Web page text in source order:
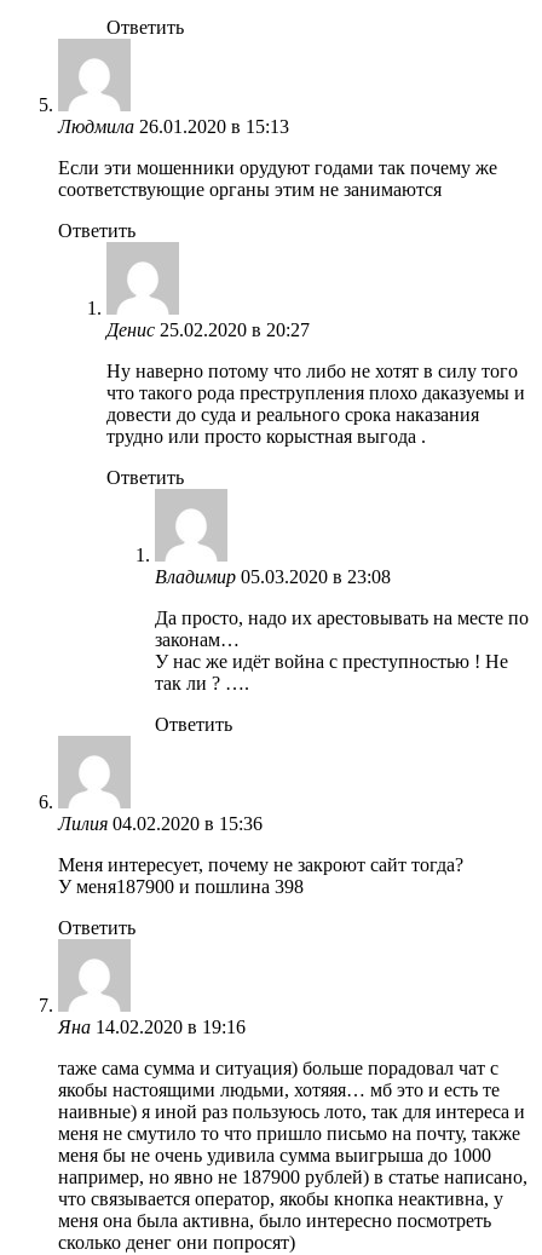
Ответить
Людмила 26.01.2020 в 15:13
Если эти мошенники орудуют годами так почему же
соответствующие органы этим не занимаются
Ответить
Денис 25.02.2020 в 20:27
Ну наверно потому что либо не хотят в силу того
что такого рода преструпления плохо даказуемы и
довести до суда и реального срока наказания
трудно или просто корыстная выгода .
Ответить
Владимир 05.03.2020 в 23:08
Да просто, надо их арестовывать на месте по
законам…
У нас же идёт война с преступностью ! Не
так ли ? ….
Ответить
Лилия 04.02.2020 в 15:36
Меня интересует, почему не закроют сайт тогда?
У меня187900 и пошлина 398
Ответить
Яна 14.02.2020 в 19:16
таже сама сумма и ситуация) больше порадовал чат с
якобы настоящими людьми, хотяяя… мб это и есть те
наивные) я иной раз пользуюсь лото, так для интереса и
меня не смутило то что пришло письмо на почту, также
меня бы не очень удивила сумма выигрыша до 1000
например, но явно не 187900 рублей) в статье написано,
что связывается оператор, якобы кнопка неактивна, у
меня она была активна, было интересно посмотреть
сколько денег они попросят)